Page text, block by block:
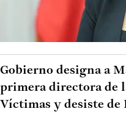
Gobierno designa a
primera directora de
Víctimas y desiste de